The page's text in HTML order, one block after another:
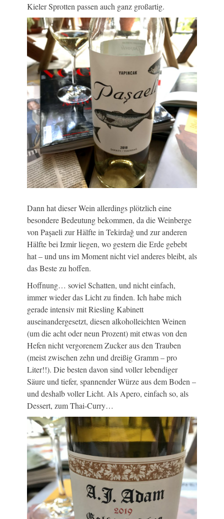
Kieler Sprotten passen auch ganz großartig.
Dann hat dieser Wein allerdings plötzlich eine
besondere Bedeutung bekommen, da die Weinberge
von Paşaeli zur Hälfte in Tekirdağ und zur anderen
Hälfte bei Izmir liegen, wo gestern die Erde gebebt
hat – und uns im Moment nicht viel anderes bleibt, als
das Beste zu hoffen.
Hoffnung… soviel Schatten, und nicht einfach,
immer wieder das Licht zu finden. Ich habe mich
gerade intensiv mit Riesling Kabinett
auseinandergesetzt, diesen alkoholleichten Weinen
(um die acht oder neun Prozent) mit etwas von den
Hefen nicht vergorenem Zucker aus den Trauben
(meist zwischen zehn und dreißig Gramm – pro
Liter!!). Die besten davon sind voller lebendiger
Säure und tiefer, spannender Würze aus dem Boden –
und deshalb voller Licht. Als Apero, einfach so, als
Dessert, zum Thai-Curry…